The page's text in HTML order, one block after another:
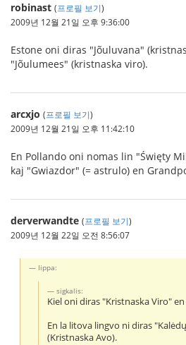
robinast (프로필 보기)
2009년 12월 21일 오후 9:36:00
Estone oni diras "Jõuluvana"
"Jõulumees" (kristnaska viro).
arcxjo (프로필 보기)
2009년 12월 21일 오후 11:42:10
En Pollando oni nomas lin "Święty
kaj "Gwiazdor" (= astrulo) en
derverwandte (프로필 보기)
2009년 12월 22일 오전 8:56:07
Iippa:
sigkalis:
Kiel oni diras "Kristnaska Viro"
En la litova lingvo ni diras
(Kristnaska Avo).